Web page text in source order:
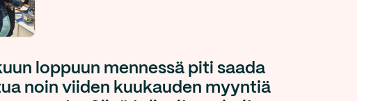
loppuun mennessä piti saada
noin viiden kuukauden myyntiä